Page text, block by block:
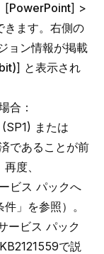
[PowerPoint] >
きます。右側の
ョン情報が掲載
] と表示され
合：
または
であることが前
度、
ビス パックへ
」を参照）。
ービス パック
KB2121559で説